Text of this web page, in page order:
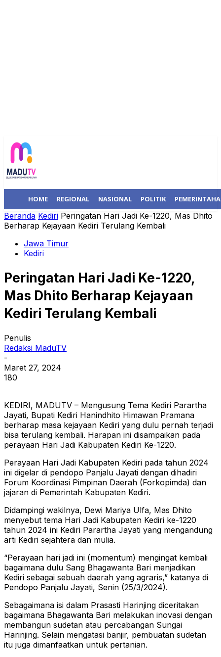
HOME REGIONAL NASIONAL POLITIK
Beranda Kediri Peringatan Hari Jadi Ke-1220, Mas Dhito
Berharap Kejayaan Kediri Terulang Kembali
Jawa Timur
Kediri
Peringatan Hari Jadi Ke-1220,
Mas Dhito Berharap Kejayaan
Kediri Terulang Kembali
Penulis
Redaksi MaduTV
-
Maret 27, 2024
180
KEDIRI, MADUTV – Mengusung Tema Kediri Parartha
Jayati, Bupati Kediri Hanindhito Himawan Pramana
berharap masa kejayaan Kediri yang dulu pernah terjadi
bisa terulang kembali. Harapan ini disampaikan pada
perayaan Hari Jadi Kabupaten Kediri Ke-1220.
Perayaan Hari Jadi Kabupaten Kediri pada tahun 2024
ini digelar di pendopo Panjalu Jayati dengan dihadiri
Forum Koordinasi Pimpinan Daerah (Forkopimda) dan
jajaran di Pemerintah Kabupaten Kediri.
Didampingi wakilnya, Dewi Mariya Ulfa, Mas Dhito
menyebut tema Hari Jadi Kabupaten Kediri ke-1220
tahun 2024 ini Kediri Parartha Jayati yang mengandung
arti Kediri sejahtera dan mulia.
“Perayaan hari jadi ini (momentum) mengingat kembali
bagaimana dulu Sang Bhagawanta Bari menjadikan
Kediri sebagai sebuah daerah yang agraris,” katanya di
Pendopo Panjalu Jayati, Senin (25/3/2024).
Sebagaimana isi dalam Prasasti Harinjing diceritakan
bagaimana Bhagawanta Bari melakukan inovasi dengan
membangun sudetan atau percabangan Sungai
Harinjing. Selain mengatasi banjir, pembuatan sudetan
itu juga dimanfaatkan untuk pertanian.